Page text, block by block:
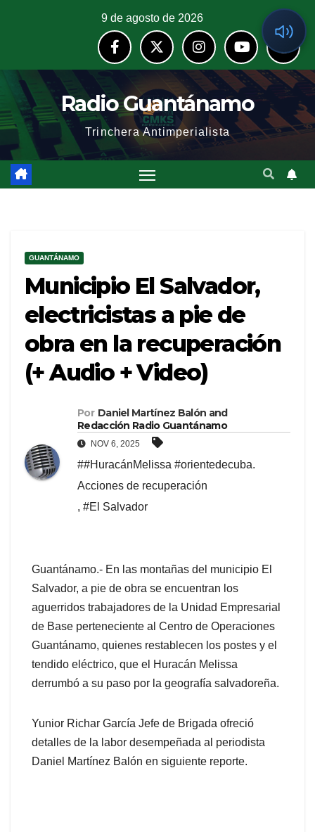
9 de agosto de 2026
Radio Guantánamo
Trinchera Antimperialista
GUANTÁNAMO
Municipio El Salvador,
electricistas a pie de
obra en la recuperación
(+ Audio + Video)
Por Daniel Martínez Balón and
Redacción Radio Guantánamo
NOV 6, 2025
##HuracánMelissa #orientedecuba.
Acciones de recuperación
, #El Salvador
Guantánamo.- En las montañas del municipio El
Salvador, a pie de obra se encuentran los
aguerridos trabajadores de la Unidad Empresarial
de Base perteneciente al Centro de Operaciones
Guantánamo, quienes restablecen los postes y el
tendido eléctrico, que el Huracán Melissa
derrumbó a su paso por la geografía salvadoreña.
Yunior Richar García Jefe de Brigada ofreció
detalles de la labor desempeñada al periodista
Daniel Martínez Balón en siguiente reporte.